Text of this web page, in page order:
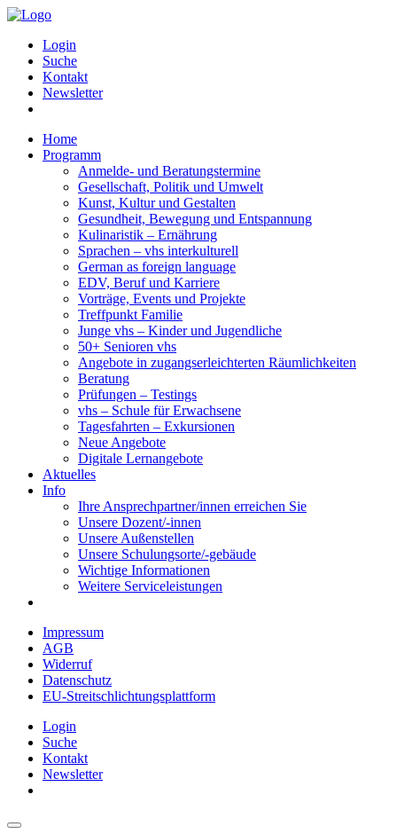
Login
Suche
Kontakt
Newsletter
Home
Programm
Anmelde- und Beratungstermine
Gesellschaft, Politik und Umwelt
Kunst, Kultur und Gestalten
Gesundheit, Bewegung und Entspannung
Kulinaristik – Ernährung
Sprachen – vhs interkulturell
German as foreign language
EDV, Beruf und Karriere
Vorträge, Events und Projekte
Treffpunkt Familie
Junge vhs – Kinder und Jugendliche
50+ Senioren vhs
Angebote in zugangserleichterten Räumlichkeiten
Beratung
Prüfungen – Testings
vhs – Schule für Erwachsene
Tagesfahrten – Exkursionen
Neue Angebote
Digitale Lernangebote
Aktuelles
Info
Ihre Ansprechpartner/innen erreichen Sie
Unsere Dozent/-innen
Unsere Außenstellen
Unsere Schulungsorte/-gebäude
Wichtige Informationen
Weitere Serviceleistungen
Impressum
AGB
Widerruf
Datenschutz
EU-Streitschlichtungsplattform
Login
Suche
Kontakt
Newsletter